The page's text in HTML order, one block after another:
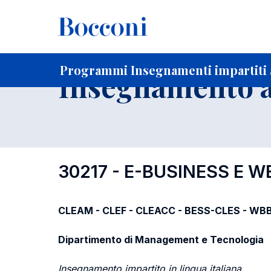
Programmi Insegnamenti impartiti
Home Per studenti iscritti
Insegnamento
30217 - E-BUSINESS E
CLEAM - CLEF - CLEACC - BESS-CLES -
Dipartimento di Management e Tecnologia
Insegnamento impartito in lingua italiana